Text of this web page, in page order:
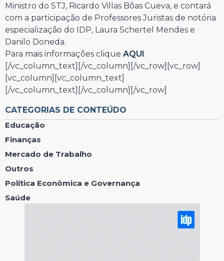
Ministro do STJ, Ricardo Villas Bôas Cueva, e contará
com a participação de Professores Juristas de notória
especialização do IDP, Laura Schertel Mendes e
Danilo Doneda.
Para mais informações clique AQUI.
[/vc_column_text][/vc_column][/vc_row][vc_row]
[vc_column][vc_column_text]
[/vc_column_text][/vc_column][/vc_row]
CATEGORIAS DE CONTEÚDO
Educação
Finanças
Mercado de Trabalho
Outros
Política Econômica e Governança
Saúde